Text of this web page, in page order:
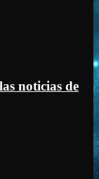
noticias de